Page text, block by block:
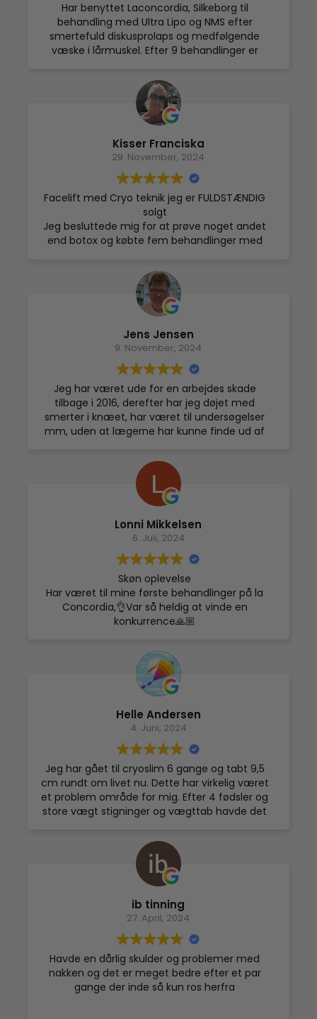
Har benyttet Laconcordia, Silkeborg til
behandling med Ultra Lipo og NMS efter
smertefuld diskusprolaps og medfølgende
væske i lårmuskel. Efter 9 behandlinger er
er der forsvundet cm. på arme, mave og lår
og erstattet med mere muskelmasse. Jeg
takker for venlig og professionel behandling.
Kan varmt anbefales.
Kisser Franciska
29. November, 2024
Facelift med Cryo teknik jeg er FULDSTÆNDIG
solgt
Jeg besluttede mig for at prøve noget andet
end botox og købte fem behandlinger med
Og wooow bare wooow. Efter blot tre
behandlinger begyndte venner og kollegaer, at
kommentere på mit ansigt. Jeg så selv forskel
efter bare 1 behandling. Så jeg kan på det
vil løfte dit ansigt uden indgreb. Og så har jeg
også fået en super flot glød og glat/stram
hud.
Elsker det og er vild med Sara, som har givet
mig alle behandlingerne
Jens Jensen
9. November, 2024
Jeg har været ude for en arbejdes skade
tilbage i 2016, derefter har jeg døjet med
smerter i knæet, har været til undersøgelser
mm, uden at lægerne har kunne finde ud af
I februar måned startet jeg med at få
behandlinger med lokal Cryo, det har taget
80% af mine smerter og gjord mig mere mobil
igen.
Lonni Mikkelsen
6. Juli, 2024
Skøn oplevelse
Har været til mine første behandlinger på la
Concordia,👌Var så heldig at vinde en
konkurrence🙏🏼
Tabte 1,5 cm på maven med cruoskin og det
var ved 1 behandling👌
Det var Virkelig en skøn oplevelse👌 dejlige
medarbejder.
☀️
Dato for oplevelse: 05. juli 2024
Helle Andersen
4. Juni, 2024
Jeg har gået til cryoslim 6 gange og tabt 9,5
cm rundt om livet nu. Dette har virkelig været
et problem område for mig. Efter 4 fødsler og
store vægt stigninger og vægttab havde det
perfekt endnu, men jeg har set store
forbedringer med opstramning af huden og
fedt der smelter væk. Utroligt sødt og
hjælpsomt personale på stedet, som besvarer
alle spørgsmål og hver gang får en til at føle
sig behageligt tilpas. Jeg bringer virkeligt mine
varmeste anbefalinger af La Concordia
Copenhagen.
ib tinning
27. April, 2024
Havde en dårlig skulder og problemer med
nakken og det er meget bedre efter et par
gange der inde så kun ros herfra